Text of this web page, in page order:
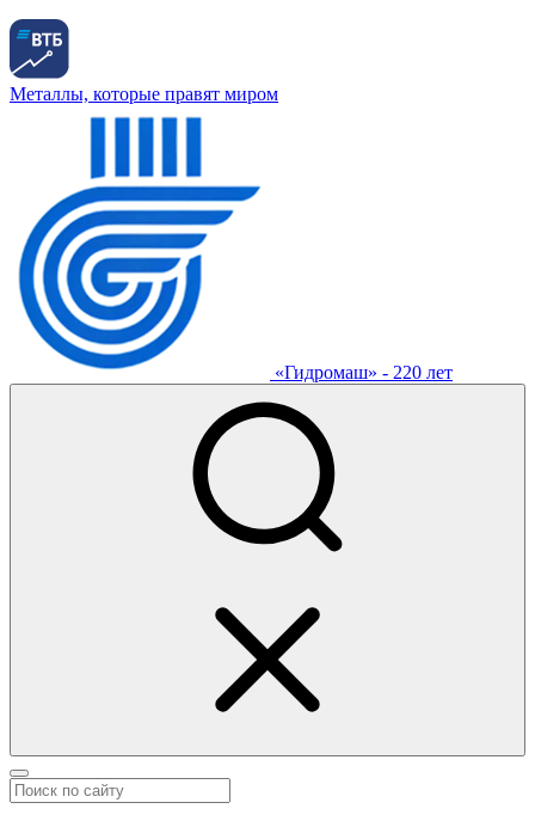
Металлы, которые правят миром
«Гидромаш» - 220 лет